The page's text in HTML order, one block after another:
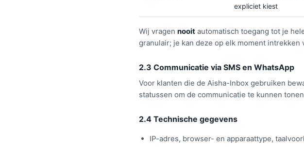
expliciet kiest
Wij vragen nooit automatisch toegang tot je
granulair; je kan deze op elk moment intrekken
2.3 Communicatie via SMS en WhatsApp
Voor klanten die de Aisha-Inbox gebruiken
statussen om de communicatie te kunnen
2.4 Technische gegevens
IP-adres, browser- en apparaattype,